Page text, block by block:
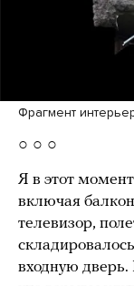
Фрагмент
○ ○ ○
Я в этот
включая
телевизор,
входную дверь.